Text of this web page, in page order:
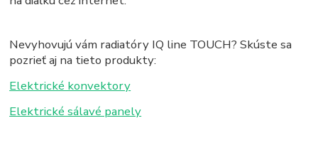
Nevyhovujú vám radiatóry IQ line TOUCH? Skúste sa
pozrieť aj na tieto produkty:
Elektrické konvektory
Elektrické sálavé panely